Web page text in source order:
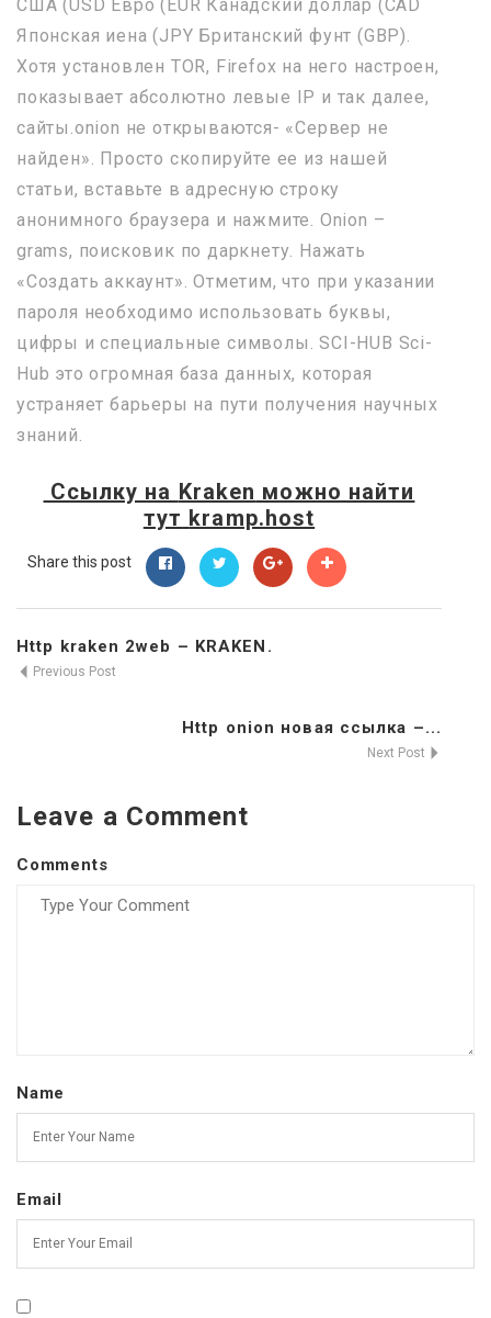
США (USD Евро (EUR Канадский доллар (CAD
Японская иена (JPY Британский фунт (GBP).
Хотя установлен TOR, Firefox на него настроен,
показывает абсолютно левые IP и так далее,
сайты.onion не открываются- «Сервер не
найден». Просто скопируйте ее из нашей
статьи, вставьте в адресную строку
анонимного браузера и нажмите. Onion –
grams, поисковик по даркнету. Нажать
«Создать аккаунт». Отметим, что при указании
пароля необходимо использовать буквы,
цифры и специальные символы. SCI-HUB Sci-
Hub это огромная база данных, которая
устраняет барьеры на пути получения научных
знаний.
Ссылку на Kraken можно найти
тут kramp.host
Share this post
Http kraken 2web – KRAKEN.
Previous Post
Http onion новая ссылка –...
Next Post
Leave a Comment
Comments
Name
Email